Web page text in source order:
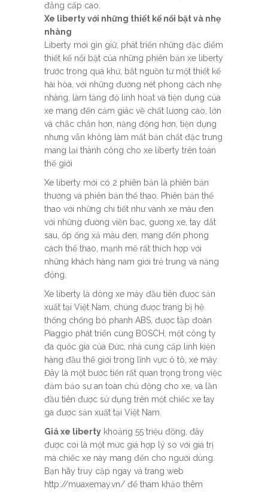
đẳng cấp cao.
Xe liberty với những thiết kế nổi bật và nhẹ
nhàng
Liberty mới gìn giữ, phát triển những đặc điểm
thiết kế nổi bật của những phiên bản xe liberty
trước trong quá khứ, bắt nguồn từ một thiết kế
hài hòa, với những đường nét phong cách nhẹ
nhàng, làm tăng độ linh hoạt và tiện dụng của
xe mang đến cảm giác về chất lượng cao, lớn
và chắc chắn hơn, năng động hơn, tiện dụng
nhưng vẫn không làm mất bản chất đặc trưng
mang lại thành công cho xe liberty trên toàn
thế giới
Xe liberty mới có 2 phiên bản là phiên bản
thường và phiên bản thể thao. Phiên bản thể
thao với những chi tiết như vành xe màu đen
với những đường viền bạc, gương xe, tay dắt
sau, ốp ống xả màu đen, mang đến phong
cách thể thao, mạnh mẽ rất thích hợp với
những khách hàng nam giới trẻ trung và năng
động.
Xe liberty là dòng xe máy đầu tiên được sản
xuất tại Việt Nam, chúng được trang bị hệ
thống chống bó phanh ABS, được tập đoàn
Piaggio phát triển cùng BOSCH, một công ty
đa quốc gia của Đức, nhà cung cấp linh kiện
hàng đầu thế giới trong lĩnh vực ô tô, xe máy.
Đây là một bước tiến rất quan trọng trong việc
đảm bảo sự an toàn chủ động cho xe, và lần
đầu tiên được sử dụng trên một chiếc xe tay
ga được sản xuất tại Việt Nam.
Giá xe liberty khoảng 55 triệu đồng, đây
được coi là một mức giá hợp lý so với giá trị
mà chiếc xe này mang đến cho người dùng.
Bạn hãy truy cập ngay và trang web
http://muaxemay.vn/ để tham khảo thêm